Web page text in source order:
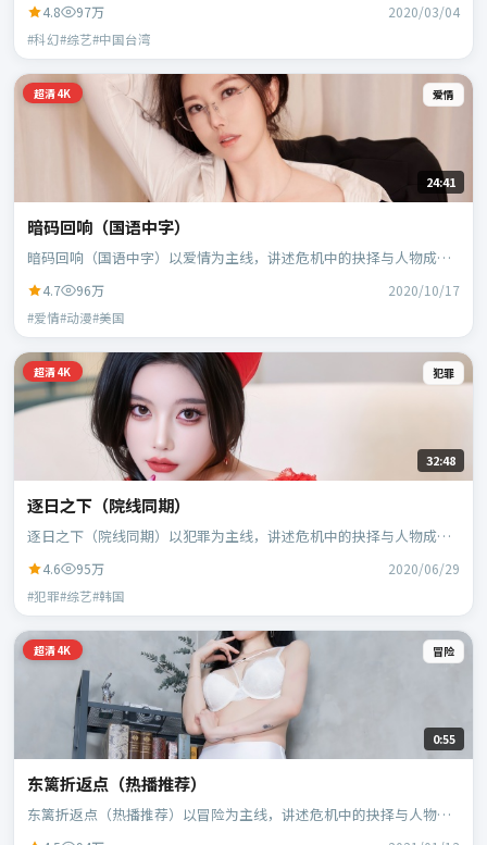
4.8 97万 2020/03/04
#科幻#综艺#中国台湾
超清4K 爱情
24:41
暗码回响（国语中字）
暗码回响（国语中字）以爱情为主线，讲述危机中的抉择与人物成
4.7 96万 2020/10/17
#爱情#动漫#美国
超清4K 犯罪
32:48
逐日之下（院线同期）
逐日之下（院线同期）以犯罪为主线，讲述危机中的抉择与人物成
4.6 95万 2020/06/29
#犯罪#综艺#韩国
超清4K 冒险
0:55
东篱折返点（热播推荐）
东篱折返点（热播推荐）以冒险为主线，讲述危机中的抉择与人物成